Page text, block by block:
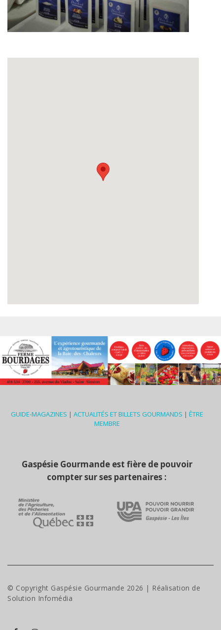
GUIDE-MAGAZINES | ACTUALITÉS ET BILLETS GOURMANDS | ÊTRE
MEMBRE
Gaspésie Gourmande est fière de pouvoir
compter sur ses partenaires :
© Copyright Gaspésie Gourmande 2026 | Réalisation de
Solution Infomédia